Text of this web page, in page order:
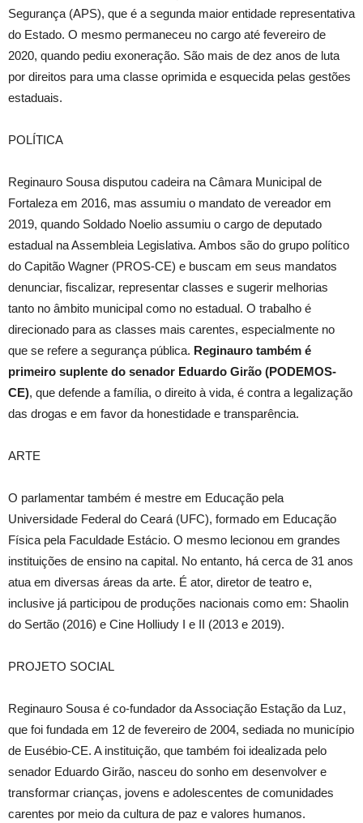
Segurança (APS), que é a segunda maior entidade representativa
do Estado. O mesmo permaneceu no cargo até fevereiro de
2020, quando pediu exoneração. São mais de dez anos de luta
por direitos para uma classe oprimida e esquecida pelas gestões
estaduais.
POLÍTICA
Reginauro Sousa disputou cadeira na Câmara Municipal de
Fortaleza em 2016, mas assumiu o mandato de vereador em
2019, quando Soldado Noelio assumiu o cargo de deputado
estadual na Assembleia Legislativa. Ambos são do grupo político
do Capitão Wagner (PROS-CE) e buscam em seus mandatos
denunciar, fiscalizar, representar classes e sugerir melhorias
tanto no âmbito municipal como no estadual. O trabalho é
direcionado para as classes mais carentes, especialmente no
que se refere a segurança pública. Reginauro também é
primeiro suplente do senador Eduardo Girão (PODEMOS-
CE), que defende a família, o direito à vida, é contra a legalização
das drogas e em favor da honestidade e transparência.
ARTE
O parlamentar também é mestre em Educação pela
Universidade Federal do Ceará (UFC), formado em Educação
Física pela Faculdade Estácio. O mesmo lecionou em grandes
instituições de ensino na capital. No entanto, há cerca de 31 anos
atua em diversas áreas da arte. É ator, diretor de teatro e,
inclusive já participou de produções nacionais como em: Shaolin
do Sertão (2016) e Cine Holliudy I e II (2013 e 2019).
PROJETO SOCIAL
Reginauro Sousa é co-fundador da Associação Estação da Luz,
que foi fundada em 12 de fevereiro de 2004, sediada no município
de Eusébio-CE. A instituição, que também foi idealizada pelo
senador Eduardo Girão, nasceu do sonho em desenvolver e
transformar crianças, jovens e adolescentes de comunidades
carentes por meio da cultura de paz e valores humanos.